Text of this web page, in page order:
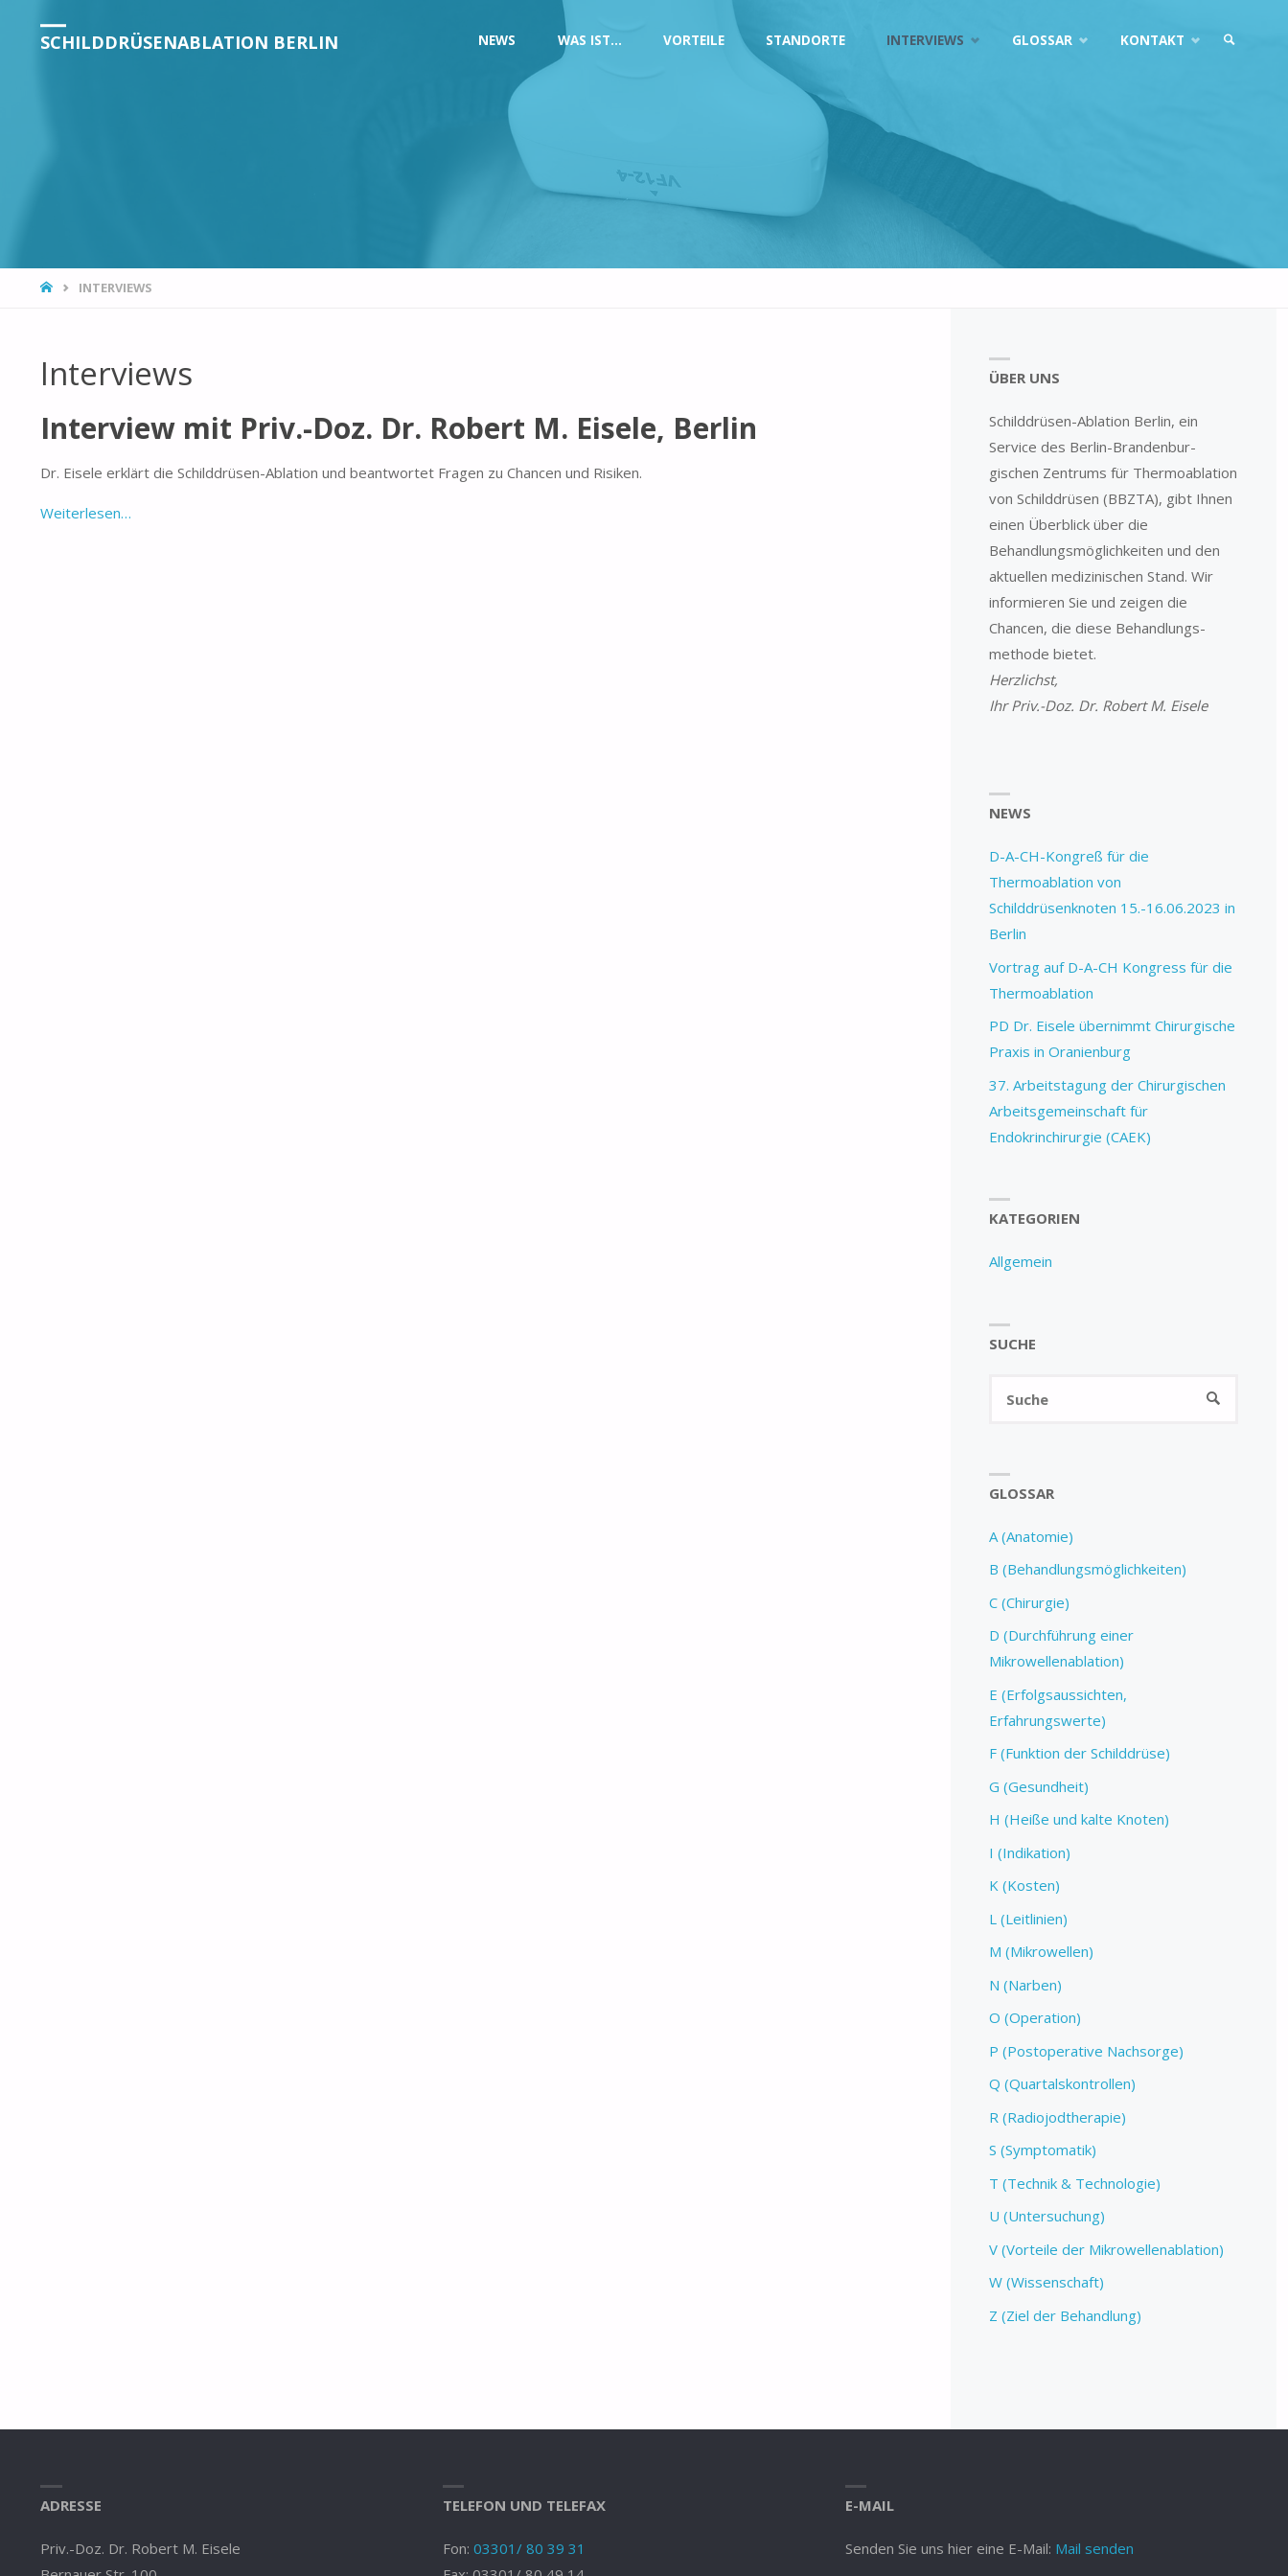
SCHILDDRÜSENABLATION BERLIN NEWS WAS IST… VORTEILE STANDORTE INTERVIEWS GLOSSAR KONTAKT
INTERVIEWS
Interviews
Interview mit Priv.-Doz. Dr. Robert M. Eisele, Berlin
Dr. Eisele erklärt die Schilddrüsen-Ablation und beantwortet Fragen zu Chancen und Risiken.
Weiterlesen…
ÜBER UNS
Schilddrüsen-Ablation Berlin, ein
Service des Berlin-Branden­­bur­
gischen Zentrums für Thermo­ablation
von Schilddrüsen (BBZTA), gibt Ihnen
einen Überblick über die
Behandlungsmöglichkeiten und den
aktuellen medizinischen Stand. Wir
informieren Sie und zeigen die
Chancen, die diese Behandlungs­
methode bietet.
Herzlichst,
Ihr Priv.-Doz. Dr. Robert M. Eisele
NEWS
D-A-CH-Kongreß für die
Thermoablation von
Schilddrüsenknoten 15.-16.06.2023 in
Berlin
Vortrag auf D-A-CH Kongress für die
Thermoablation
PD Dr. Eisele übernimmt Chirurgische
Praxis in Oranienburg
37. Arbeitstagung der Chirurgischen
Arbeitsgemeinschaft für
Endokrinchirurgie (CAEK)
KATEGORIEN
Allgemein
SUCHE
GLOSSAR
A (Anatomie)
B (Behandlungsmöglichkeiten)
C (Chirurgie)
D (Durchführung einer
Mikrowellenablation)
E (Erfolgsaussichten,
Erfahrungswerte)
F (Funktion der Schilddrüse)
G (Gesundheit)
H (Heiße und kalte Knoten)
I (Indikation)
K (Kosten)
L (Leitlinien)
M (Mikrowellen)
N (Narben)
O (Operation)
P (Postoperative Nachsorge)
Q (Quartalskontrollen)
R (Radiojodtherapie)
S (Symptomatik)
T (Technik & Technologie)
U (Untersuchung)
V (Vorteile der Mikrowellenablation)
W (Wissenschaft)
Z (Ziel der Behandlung)
ADRESSE
Priv.-Doz. Dr. Robert M. Eisele
TELEFON UND TELEFAX
Fon: 03301/ 80 39 31
E-MAIL
Senden Sie uns hier eine E-Mail: Mail senden